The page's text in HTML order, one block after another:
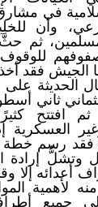
في
وأن
ثم
الجيش فقد
الحديثة على
ثاني
ثم افتتح
العسكرية
فقد رسم
وتشلُّ إرادة
إلا
منه لأهمية
جميع